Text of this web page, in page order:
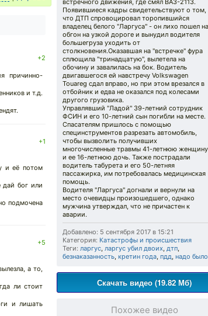
встречного движения, где смял ВАЗ-2113.
Появившиеся кадры свидетельствуют о том,
что ДТП спровоцировал торопившийся
владелец белого "Ларгуса" - он лихо пошел на
обгон на узкой дороге и вынудил водителя
большегруза уходить от
столкновения.Оказавшая на "встречке" фура
сплющила "тринадцатую", вылетела на
обочину и завалилась на бок. Водитель
двигавшегося ей навстречу Volkswagen
Touareg сдал вправо, но при этом врезался в
отбойник и едва не оказался под колесами
другого грузовика.
Управлявший "Ладой" 39-летний сотрудник
ФСИН и его 10-летний сын погибли на месте.
Спасателям пришлось с помощью
специнструментов разрезать автомобиль,
чтобы вызволить получивших
многочисленные травмы 41-летнюю женщину
и ее 16-летнюю дочь. Также пострадали
водитель табурета и его 50-летняя
пассажирка, им потребовалась медицинская
помощь.
Водителя "Ларгуса" догнали и вернули на
место очевидцы произошедшего, однако
мужчина утверждал, что не причастен к
аварии.
Добавлено: 5 сентября 2017 в 15:21
Категория: Катастрофы и происшествия
Теги: ларгус, ларгус убил двоих, дтп,
безнаказанность, кретин года, пдд, надо
Скачать видео (19.82 Мб)
Похожее видео
+2
причинно-
и т.д.
+1
и её потом
дай бог или
подмочена
+5
а то,
ли стоит
и лишать